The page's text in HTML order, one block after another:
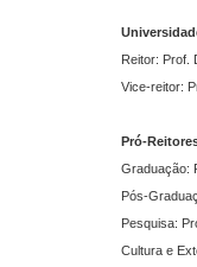
Reitor: Prof.
Vice-reitor:
Pró-
Graduação:
Pós-
Pesquisa:
Cultura e